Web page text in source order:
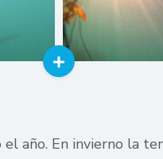
año. En invierno la